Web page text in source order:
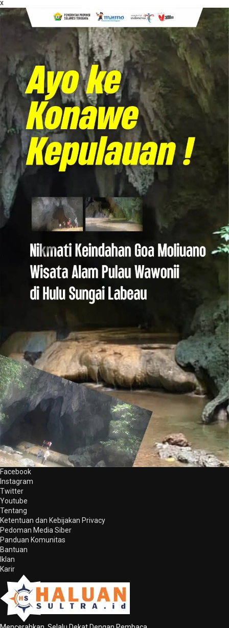
x
Facebook
Instagram
Twitter
Youtube
Tentang
Ketentuan dan Kebijakan Privacy
Pedoman Media Siber
Panduan Komunitas
Bantuan
Iklan
Karir